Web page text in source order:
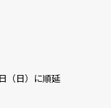
（日）に順延